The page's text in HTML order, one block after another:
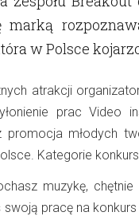
marką
w Polsce
atrakcji
prac Video
promocja młodych
Kategorie
muzykę,
swoją pracę na